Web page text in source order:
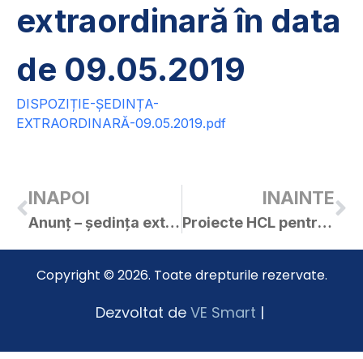
extraordinară în data
de 09.05.2019
DISPOZIȚIE-ȘEDINȚA-
EXTRAORDINARĂ-09.05.2019.pdf
INAPOI
Anunț – ședința extraordinară a CL Curtici în data de 09.05.2019
INAINTE
Proiecte HCL pentru ședința extraordinară din 09.05.2019
Copyright © 2026. Toate drepturile rezervate.
Dezvoltat de VE Smart |